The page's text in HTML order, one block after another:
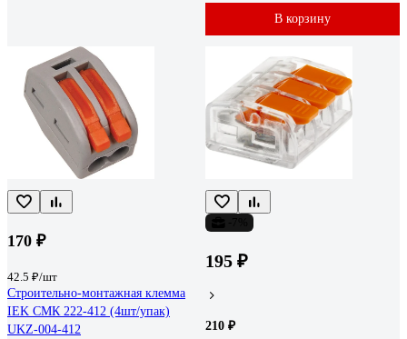
В корзину
170 ₽
42.5 ₽/шт
Строительно-монтажная клемма
IEK СМК 222-412 (4шт/упак)
UKZ-004-412
195 ₽
210 ₽